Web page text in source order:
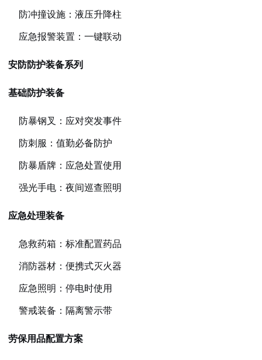
防冲撞设施：液压升降柱
应急报警装置：一键联动
安防防护装备系列
基础防护装备
防暴钢叉：应对突发事件
防刺服：值勤必备防护
防暴盾牌：应急处置使用
强光手电：夜间巡查照明
应急处理装备
急救药箱：标准配置药品
消防器材：便携式灭火器
应急照明：停电时使用
警戒装备：隔离警示带
劳保用品配置方案